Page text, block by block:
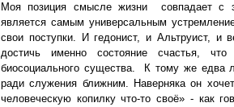
Моя позиция смысле жизни совпадает с
является самым универсальным
свои поступки. И гедонист, и Альтруист,
достичь именно состояние счастья,
биосоциального существа. К тому же едва
ради служения ближним. Наверняка он
человеческую копилку что-то своё» - как